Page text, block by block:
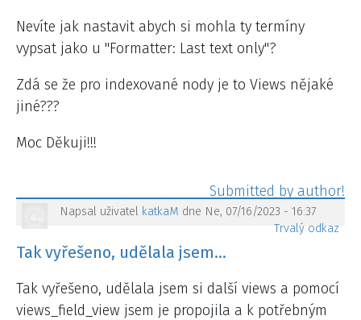
Nevíte jak nastavit abych si mohla ty termíny
vypsat jako u "Formatter: Last text only"?
Zdá se že pro indexované nody je to Views nějaké
jiné???
Moc Děkuji!!!
Napsal uživatel katkaM dne Ne, 07/16/2023 - 16:37
Trvalý odkaz
Tak vyřešeno, udělala jsem…
Tak vyřešeno, udělala jsem si další views a pomocí
views_field_view jsem je propojila a k potřebným